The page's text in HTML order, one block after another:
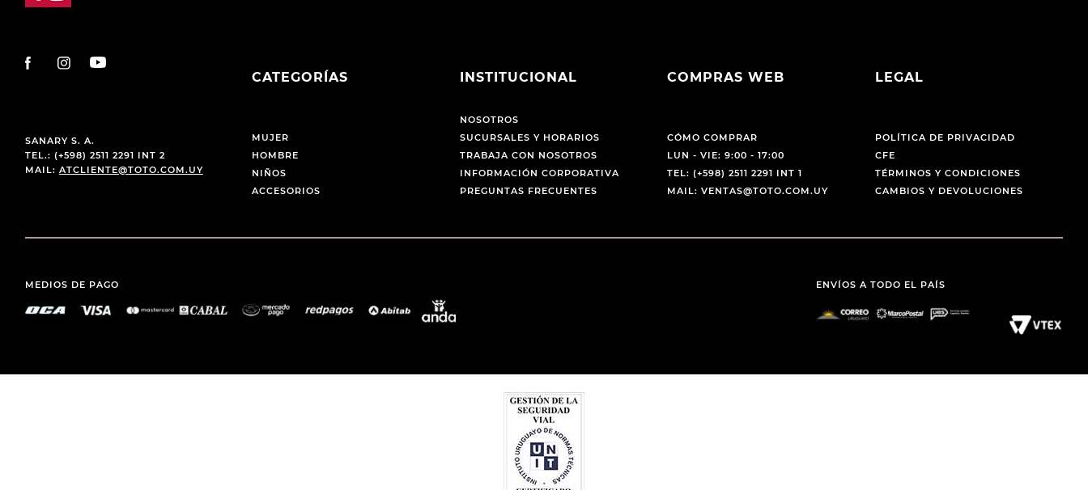
SANARY S. A.
TEL.: (+598) 2511 2291 INT 2
MAIL: ATCLIENTE@TOTO.COM.UY
CATEGORÍAS
MUJER
HOMBRE
NIÑOS
ACCESORIOS
INSTITUCIONAL
NOSOTROS
SUCURSALES Y HORARIOS
TRABAJA CON NOSOTROS
INFORMACIÓN CORPORATIVA
PREGUNTAS FRECUENTES
COMPRAS WEB
CÓMO COMPRAR
LUN - VIE: 9:00 - 17:00
TEL: (+598) 2511 2291 INT 1
MAIL: VENTAS@TOTO.COM.UY
LEGAL
POLÍTICA DE PRIVACIDAD
CFE
TÉRMINOS Y CONDICIONES
CAMBIOS Y DEVOLUCIONES
MEDIOS DE PAGO ENVÍOS A TODO EL PAÍS